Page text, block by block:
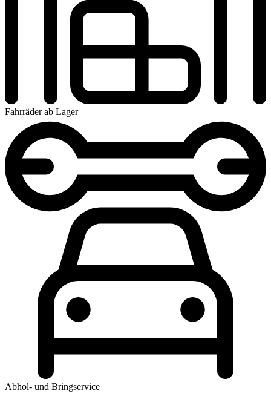
Fahrräder ab Lager
Abhol- und Bringservice